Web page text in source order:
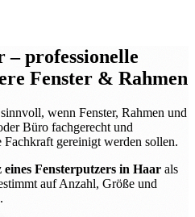
– professionelle
Fenster & Rahmen
wenn Fenster, Rahmen und
Büro fachgerecht und
gereinigt werden sollen.
Fensterputzers in Haar als
auf Anzahl, Größe und